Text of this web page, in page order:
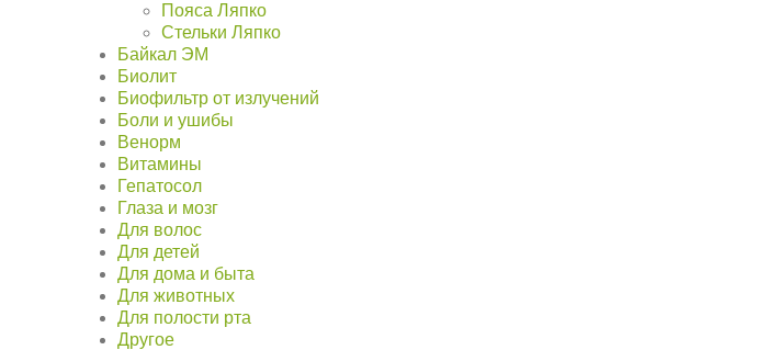
Пояса Ляпко
Стельки Ляпко
Байкал ЭМ
Биолит
Биофильтр от излучений
Боли и ушибы
Венорм
Витамины
Гепатосол
Глаза и мозг
Для волос
Для детей
Для дома и быта
Для животных
Для полости рта
Другое